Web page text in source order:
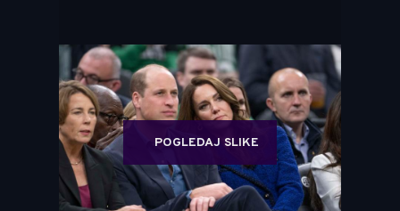
POGLEDAJ SLIKE